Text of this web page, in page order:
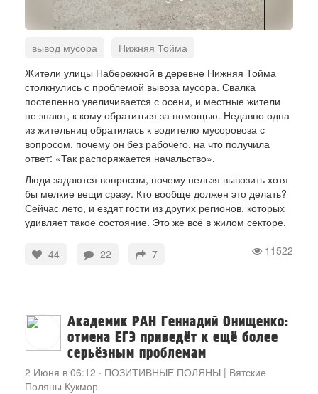
вывод мусора
Нижняя Тойма
мусорная свалка
проблемы ЖКХ
Жители улицы Набережной в деревне Нижняя Тойма
столкнулись с проблемой вывоза мусора. Свалка
постепенно увеличивается с осени, и местные жители
не знают, к кому обратиться за помощью. Недавно одна
из жительниц обратилась к водителю мусоровоза с
вопросом, почему он без рабочего, на что получила
ответ: «Так распоряжается начальство».
Люди задаются вопросом, почему нельзя вывозить хотя
бы мелкие вещи сразу. Кто вообще должен это делать?
Сейчас лето, и ездят гости из других регионов, которых
удивляет такое состояние. Это же всё в жилом секторе.
11522
44 22 7
Академик РАН Геннадий Онищенко:
отмена ЕГЭ приведёт к ещё более
серьёзным проблемам
2 Июня в 06:12 · ПОЗИТИВНЫЕ ПОЛЯНЫ | Вятские
Поляны Кукмор